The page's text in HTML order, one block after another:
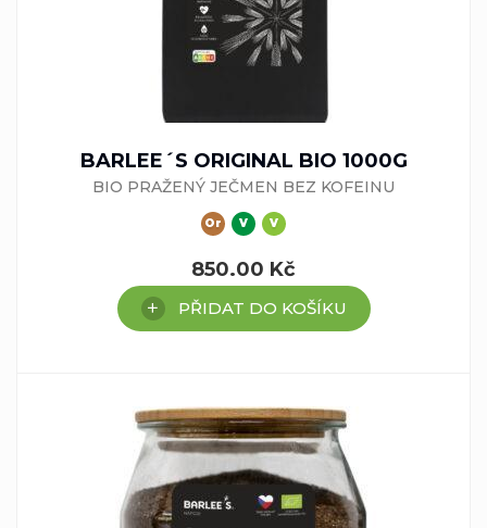
BARLEE´S ORIGINAL BIO 1000G
BIO PRAŽENÝ JEČMEN BEZ KOFEINU
Or V V
850.00 Kč
PŘIDAT DO KOŠÍKU